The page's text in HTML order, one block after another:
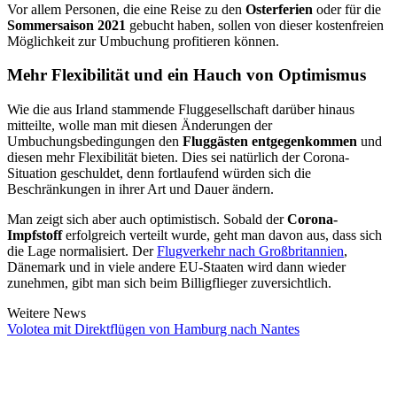
Vor allem Personen, die eine Reise zu den Osterferien oder für die
Sommersaison 2021 gebucht haben, sollen von dieser kostenfreien
Möglichkeit zur Umbuchung profitieren können.
Mehr Flexibilität und ein Hauch von Optimismus
Wie die aus Irland stammende Fluggesellschaft darüber hinaus
mitteilte, wolle man mit diesen Änderungen der
Umbuchungsbedingungen den Fluggästen entgegenkommen und
diesen mehr Flexibilität bieten. Dies sei natürlich der Corona-
Situation geschuldet, denn fortlaufend würden sich die
Beschränkungen in ihrer Art und Dauer ändern.
Man zeigt sich aber auch optimistisch. Sobald derCorona-
Impfstofferfolgreich verteilt wurde, geht man davon aus, dass sich
die Lage normalisiert. DerFlugverkehr nach Großbritannien,
Dänemark und in viele andere EU-Staaten wird dann wieder
zunehmen, gibt man sich beim Billigflieger zuversichtlich.
Weitere News
Volotea mit Direktflügen von Hamburg nach Nantes